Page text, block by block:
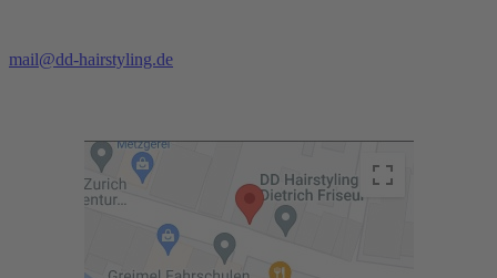
mail@dd-hairstyling.de